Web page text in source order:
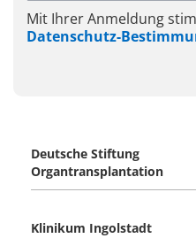
Mit Ihrer Anmeldung
Datenschutz-
Deutsche Stiftung
Organtransplantation
Klinikum Ingolstadt